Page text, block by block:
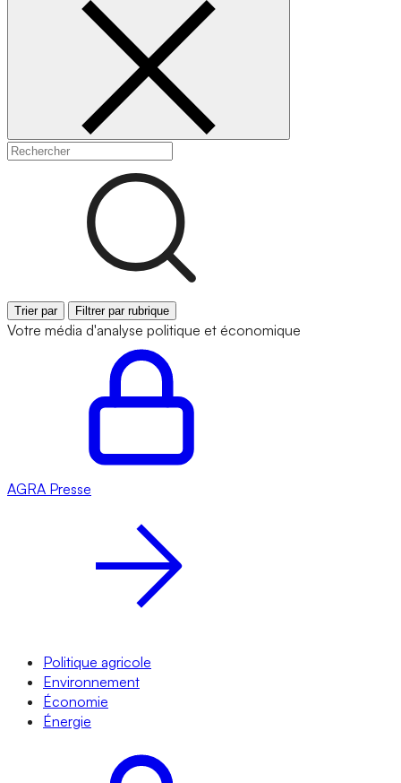
Trier par Filtrer par rubrique
Votre média d'analyse politique et économique
AGRA Presse
Politique agricole
Environnement
Économie
Énergie